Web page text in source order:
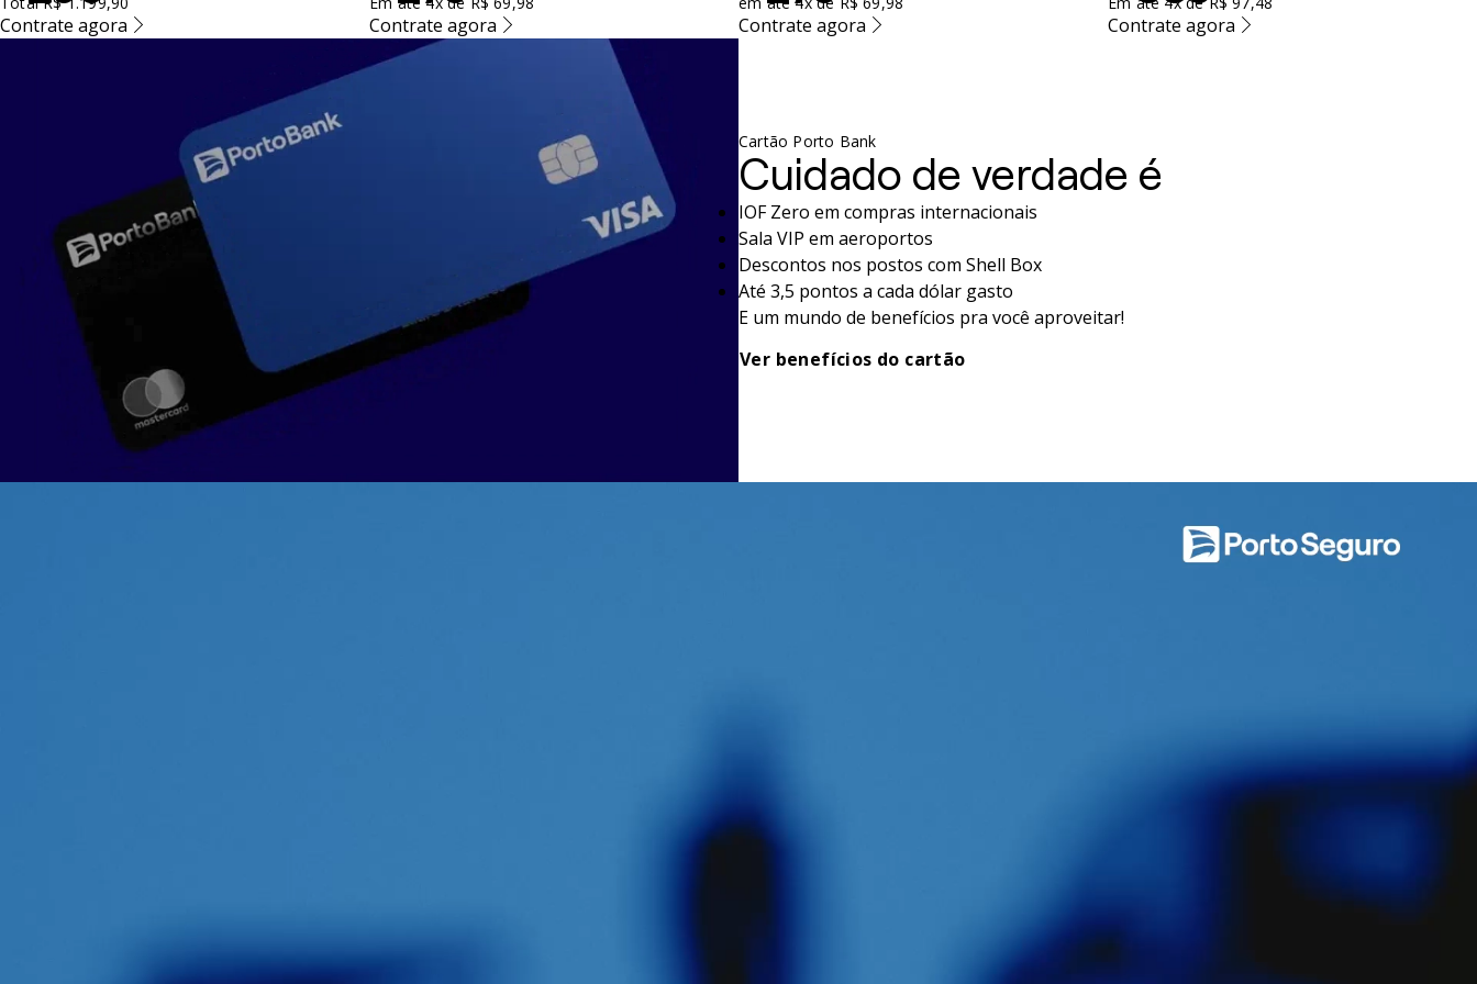
Contrate agora Contrate agora Contrate agora Contrate agora
Cartão Porto Bank
Cuidado de verdade é
IOF Zero em compras internacionais
Sala VIP em aeroportos
Descontos nos postos com Shell Box
Até 3,5 pontos a cada dólar gasto
E um mundo de benefícios pra você aproveitar!
Ver benefícios do cartão